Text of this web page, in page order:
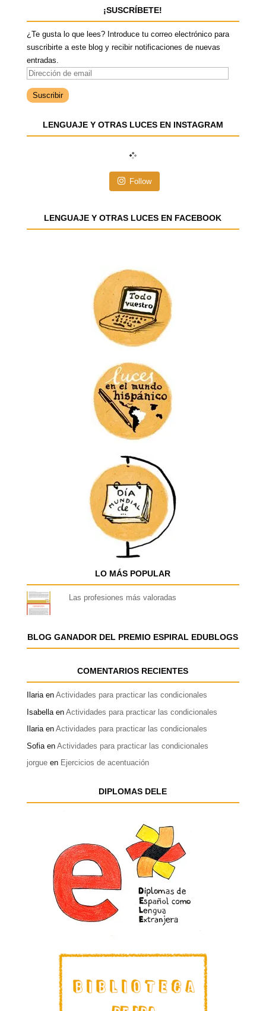
¡SUSCRÍBETE!
¿Te gusta lo que lees? Introduce tu correo electrónico para
suscribirte a este blog y recibir notificaciones de nuevas
entradas.
D
r
c
m
LENGUAJE Y OTRAS LUCES EN INSTAGRAM
Follow
LENGUAJE Y OTRAS LUCES EN FACEBOOK
LO MÁS POPULAR
Las profesiones más valoradas
BLOG GANADOR DEL PREMIO ESPIRAL EDUBLOGS
COMENTARIOS RECIENTES
Ilariaen Actividades para practicar las condicionales
Isabellaen Actividades para practicar las condicionales
Ilariaen Actividades para practicar las condicionales
Sofiaen Actividades para practicar las condicionales
jorgueen Ejercicios de acentuación
DIPLOMAS DELE